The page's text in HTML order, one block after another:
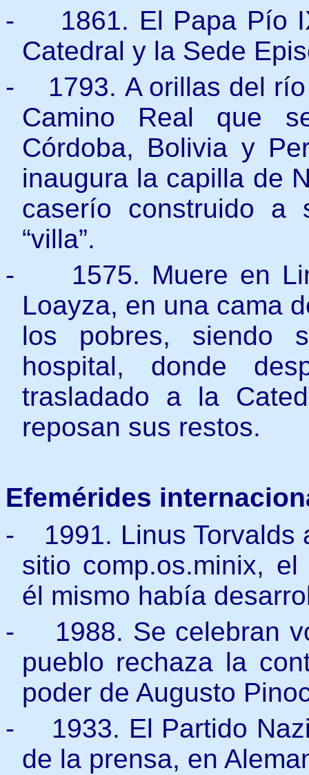
-
1861. El Papa Pío
Catedral y la Sede
-
1793. A orillas del
Camino Real que
Córdoba, Bolivia y
inaugura la capilla de
caserío construido a
“villa”.
-
1575. Muere en
Loayza, en una cama
los pobres, siendo
hospital, donde
trasladado a la
reposan sus restos.
Efemérides
-
1991. Linus
sitio comp.os.minix,
él mismo había
-
1988. Se celebran
pueblo rechaza la
poder de Augusto
-
1933. El Partido
de la prensa, en